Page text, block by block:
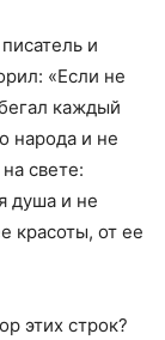
и
«Если не
каждый
народа и не
свете:
душа и не
красоты, от ее
этих строк?